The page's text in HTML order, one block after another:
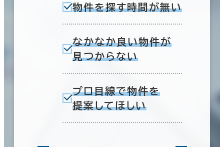
物件を探す時間が無い
なかなか良い物件が
見つからない
プロ目線で物件を
提案してほしい